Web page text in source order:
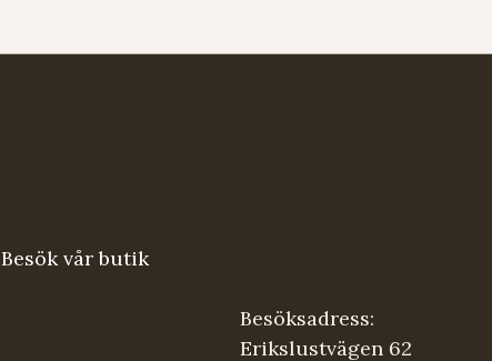
Besök vår butik
Besöksadress:
Erikslustvägen 62